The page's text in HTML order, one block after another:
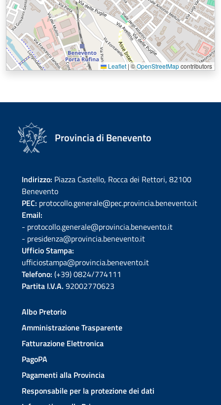
Leaflet |©OpenStreetMapcontributors
Provincia di Benevento
Indirizzo: Piazza Castello, Rocca dei Rettori, 82100
Benevento
PEC: protocollo.generale@pec.provincia.benevento.it
Email:
- protocollo.generale@provincia.benevento.it
- presidenza@provincia.benevento.it
Ufficio Stampa:
ufficiostampa@provincia.benevento.it
Telefono: (+39) 0824/774111
Partita I.V.A. 92002770623
Albo Pretorio
Amministrazione Trasparente
Fatturazione Elettronica
PagoPA
Pagamenti alla Provincia
Responsabile per la protezione dei dati